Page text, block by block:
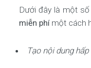
Dưới đây là một
miễn phímột cách
Tạo nội dung